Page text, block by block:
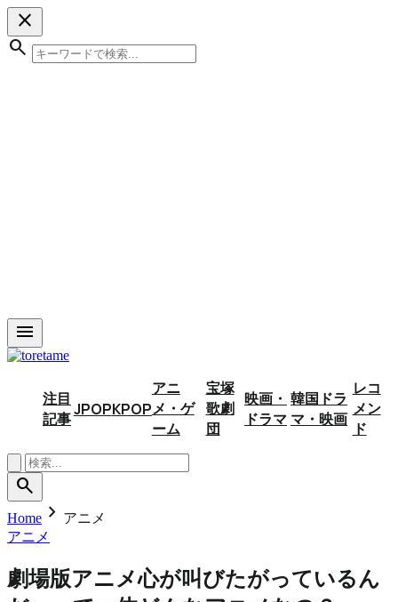
close
search
menu
注目
記事JPOPKPOP
アニ
メ・ゲ
ーム
宝塚
歌劇
団
映画・
ドラマ
韓国ドラ
マ・映画
レコ
メン
ド
search
Home chevron_right アニメ
アニメ
劇場版アニメ心が叫びたがっているん